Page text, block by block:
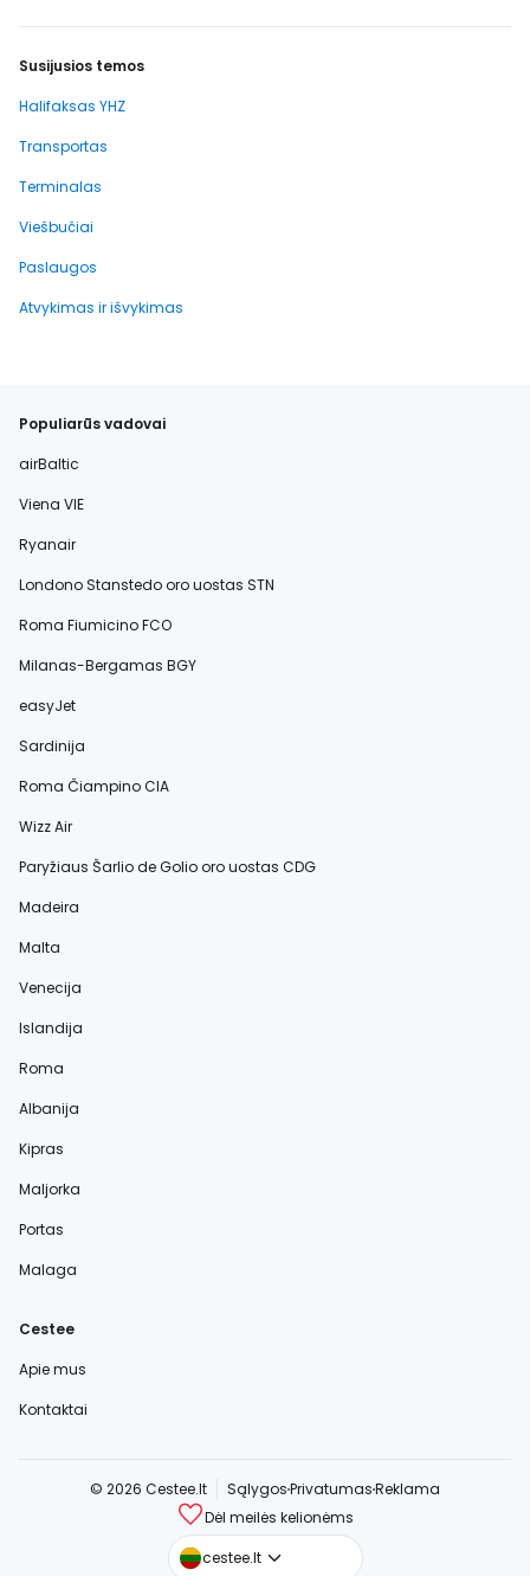
Susijusios temos
Halifaksas YHZ
Transportas
Terminalas
Viešbučiai
Paslaugos
Atvykimas ir išvykimas
Populiarūs vadovai
airBaltic
Viena VIE
Ryanair
Londono Stanstedo oro uostas STN
Roma Fiumicino FCO
Milanas-Bergamas BGY
easyJet
Sardinija
Roma Čiampino CIA
Wizz Air
Paryžiaus Šarlio de Golio oro uostas CDG
Madeira
Malta
Venecija
Islandija
Roma
Albanija
Kipras
Maljorka
Portas
Malaga
Cestee
Apie mus
Kontaktai
© 2026 Cestee.lt SąlygosPrivatumasReklama
Dėl meilės kelionėms
cestee.lt
cestee.com